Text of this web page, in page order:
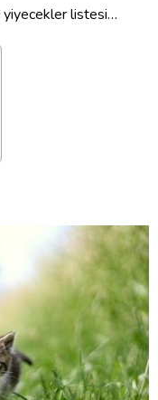
yiyecekler listesi…